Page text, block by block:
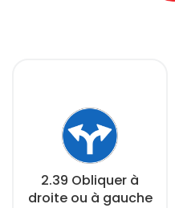
2.39 Obliquer à
droite ou à gauche